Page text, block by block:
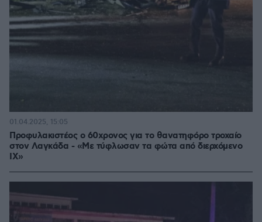
Προφυλακιστέος ο 60χρονος για το θανατηφόρο τροχαίο
στον Λαγκάδα - «Με τύφλωσαν τα φώτα από διερχόμενο
ΙΧ»
01.04.2025, 15:05